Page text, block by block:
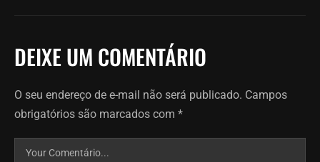
DEIXE UM COMENTÁRIO
O seu endereço de e-mail não será publicado. Campos
obrigatórios são marcados com *